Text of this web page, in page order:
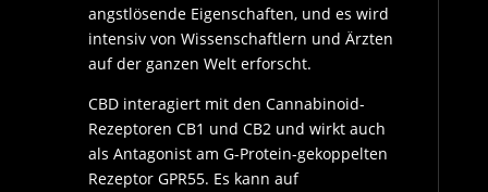
angstlösende Eigenschaften, und es wird
intensiv von Wissenschaftlern und Ärzten
auf der ganzen Welt erforscht.
CBD interagiert mit den Cannabinoid-
Rezeptoren CB1 und CB2 und wirkt auch
als Antagonist am G-Protein-gekoppelten
Rezeptor GPR55. Es kann auf